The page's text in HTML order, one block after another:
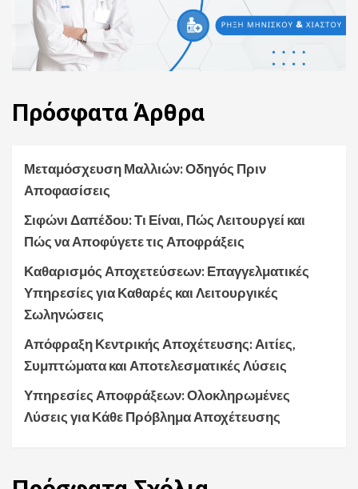
Πρόσφατα Άρθρα
Μεταμόσχευση Μαλλιών: Οδηγός Πριν
Αποφασίσεις
Σιφώνι Δαπέδου: Τι Είναι, Πώς Λειτουργεί και
Πώς να Αποφύγετε τις Αποφράξεις
Καθαρισμός Αποχετεύσεων: Επαγγελματικές
Υπηρεσίες για Καθαρές και Λειτουργικές
Σωληνώσεις
Απόφραξη Κεντρικής Αποχέτευσης: Αιτίες,
Συμπτώματα και Αποτελεσματικές Λύσεις
Υπηρεσίες Αποφράξεων: Ολοκληρωμένες
Λύσεις για Κάθε Πρόβλημα Αποχέτευσης